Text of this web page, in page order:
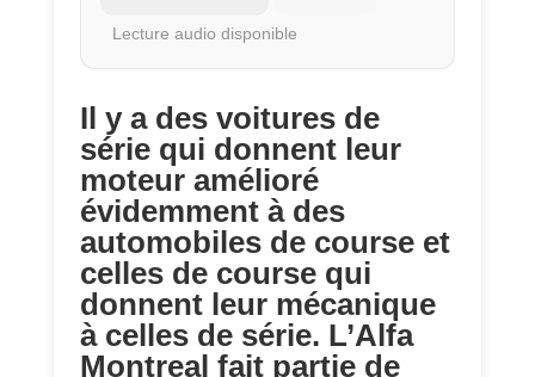
Lecture audio disponible
Il y a des voitures de
série qui donnent leur
moteur amélioré
évidemment à des
automobiles de course et
celles de course qui
donnent leur mécanique
à celles de série. L’Alfa
Montreal fait partie de